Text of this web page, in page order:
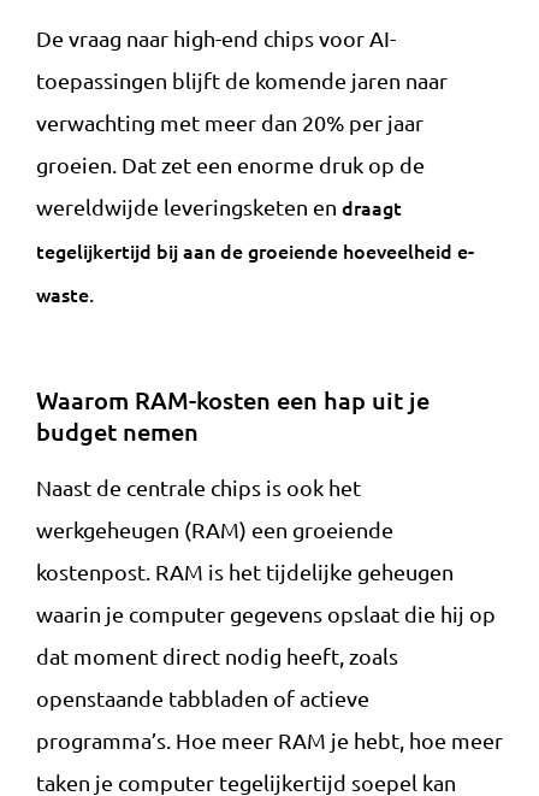
De vraag naar high-end chips voor AI-
toepassingen blijft de komende jaren naar
verwachting met meer dan 20% per jaar
groeien. Dat zet een enorme druk op de
wereldwijde leveringsketen en draagt
tegelijkertijd bij aan de groeiende hoeveelheid e-
waste.
Waarom RAM-kosten een hap uit je
budget nemen
Naast de centrale chips is ook het
werkgeheugen (RAM) een groeiende
kostenpost. RAM is het tijdelijke geheugen
waarin je computer gegevens opslaat die hij op
dat moment direct nodig heeft, zoals
openstaande tabbladen of actieve
programma’s. Hoe meer RAM je hebt, hoe meer
taken je computer tegelijkertijd soepel kan